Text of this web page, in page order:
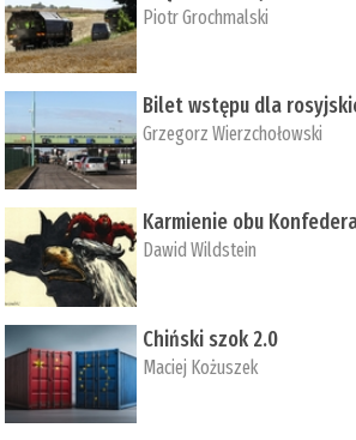
Piotr Grochmalski
Bilet wstępu dla
Grzegorz Wierzchołowski
Karmienie obu
Dawid Wildstein
Chiński szok 2.0
Maciej Kożuszek